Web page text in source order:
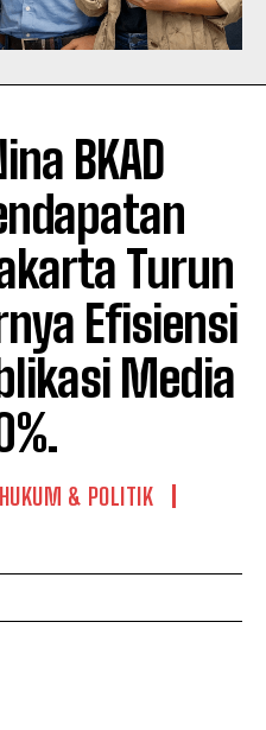
BKAD
Turun
Efisiensi
Media
HUKUM & POLITIK